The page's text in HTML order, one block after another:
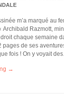
m’a marqué au
Archibald Razmott,
droit chaque semaine
pages de ses
fois ! On y voyait
→